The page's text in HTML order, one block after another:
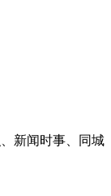
新闻时事、同城